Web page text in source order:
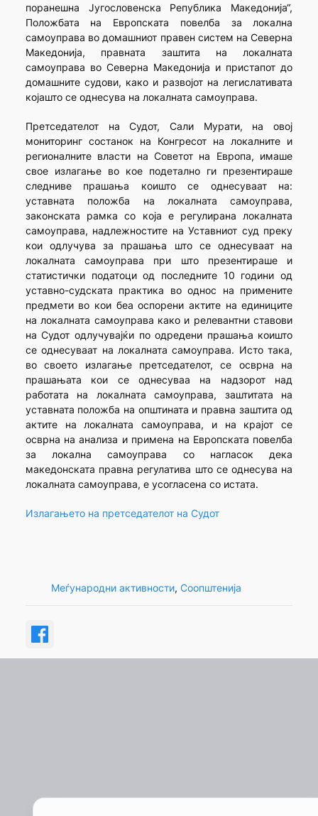
поранешна Југословенска Република Македонија“,
Положбата на Европската повелба за локална
самоуправа во домашниот правен систем на Северна
Македонија, правната заштита на локалната
самоуправа во Северна Македонија и пристапот до
домашните судови, како и развојот на легислативата
којашто се однесува на локалната самоуправа.
Претседателот на Судот, Сали Мурати, на овој
мониторинг состанок на Конгресот на локалните и
регионалните власти на Советот на Европа, имаше
свое излагање во кое подетално ги презентираше
следниве прашања коишто се однесуваат на:
уставната положба на локалната самоуправа,
законската рамка со која е регулирана локалната
самоуправа, надлежностите на Уставниот суд преку
кои одлучува за прашања што се однесуваат на
локалната самоуправа при што презентираше и
статистички податоци од последните 10 години од
уставно-судската практика во однос на примените
предмети во кои беа оспорени актите на единиците
на локалната самоуправа како и релевантни ставови
на Судот одлучувајќи по одредени прашања коишто
се однесуваат на локалната самоуправа. Исто така,
во своето излагање претседателот, се осврна на
прашањата кои се однесуваа на надзорот над
работата на локалната самоуправа, заштитата на
уставната положба на општината и правна заштита од
актите на локалната самоуправа, и на крајот се
осврна на анализа и примена на Европската повелба
за локална самоуправа со нагласок дека
македонската правна регулатива што се однесува на
локалната самоуправа, е усогласена со истата.
Излагањето на претседателот на Судот
Меѓународни активности, Соопштенија